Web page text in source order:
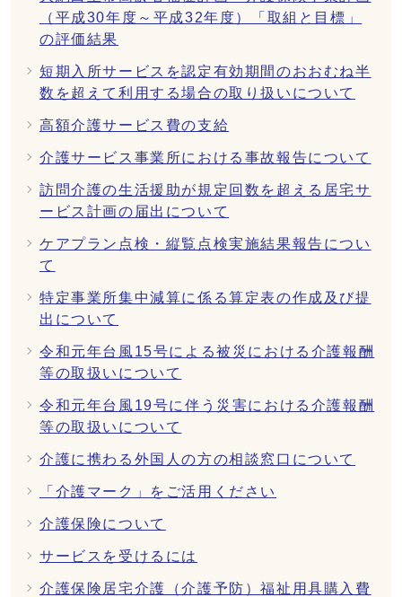
（平成30年度～平成32年度）「取組と目標」
の評価結果
短期入所サービスを認定有効期間のおおむね半
数を超えて利用する場合の取り扱いについて
高額介護サービス費の支給
介護サービス事業所における事故報告について
訪問介護の生活援助が規定回数を超える居宅サ
ービス計画の届出について
ケアプラン点検・縦覧点検実施結果報告につい
て
特定事業所集中減算に係る算定表の作成及び提
出について
令和元年台風15号による被災における介護報酬
等の取扱いについて
令和元年台風19号に伴う災害における介護報酬
等の取扱いについて
介護に携わる外国人の方の相談窓口について
「介護マーク」をご活用ください
介護保険について
サービスを受けるには
介護保険居宅介護（介護予防）福祉用具購入費